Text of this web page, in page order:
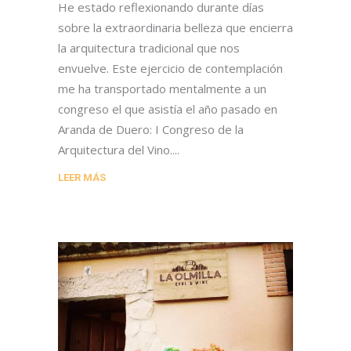
He estado reflexionando durante días
sobre la extraordinaria belleza que encierra
la arquitectura tradicional que nos
envuelve. Este ejercicio de contemplación
me ha transportado mentalmente a un
congreso el que asistía el año pasado en
Aranda de Duero: I Congreso de la
Arquitectura del Vino.
LEER MÁS